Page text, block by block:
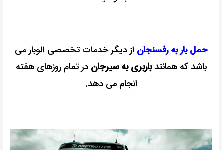
حمل بار به رفسنجان از دیگر خدمات تخصصی الوبار می
باشد که همانندباربری به سیرجان در تمام روزهای هفته
انجام می دهد.